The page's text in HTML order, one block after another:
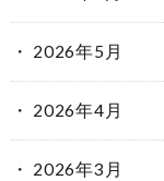
2026年5月
2026年4月
2026年3月